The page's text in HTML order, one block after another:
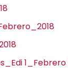
1_Febrero